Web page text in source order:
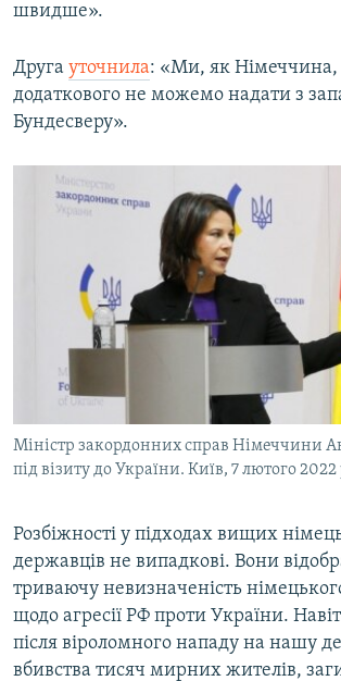
швидше».
Друга уточнила: «Ми, як Німеччина,
додаткового не можемо надати з
Бундесверу».
Міністр закордонних справ Німеччини
під візиту до України. Київ, 7 лютого
Розбіжності у підходах вищих
державців не випадкові. Вони
триваючу невизначеність
щодо агресії РФ проти України.
після віроломного нападу на нашу
вбивства тисяч мирних жителів,